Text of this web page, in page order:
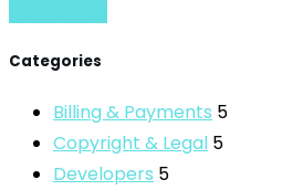
Categories
Billing & Payments 5
Copyright & Legal 5
Developers 5